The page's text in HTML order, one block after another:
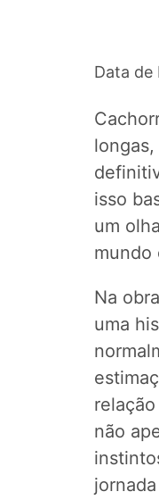
Data de
isso
um
mundo
Na
uma
não